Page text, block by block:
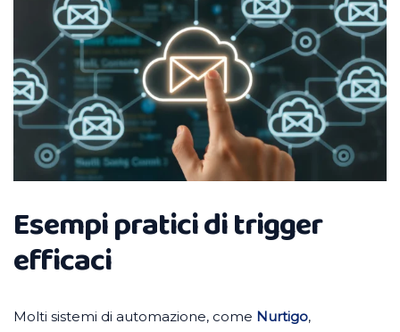
Esempi pratici di trigger
efficaci
Molti sistemi di automazione, come Nurtigo,